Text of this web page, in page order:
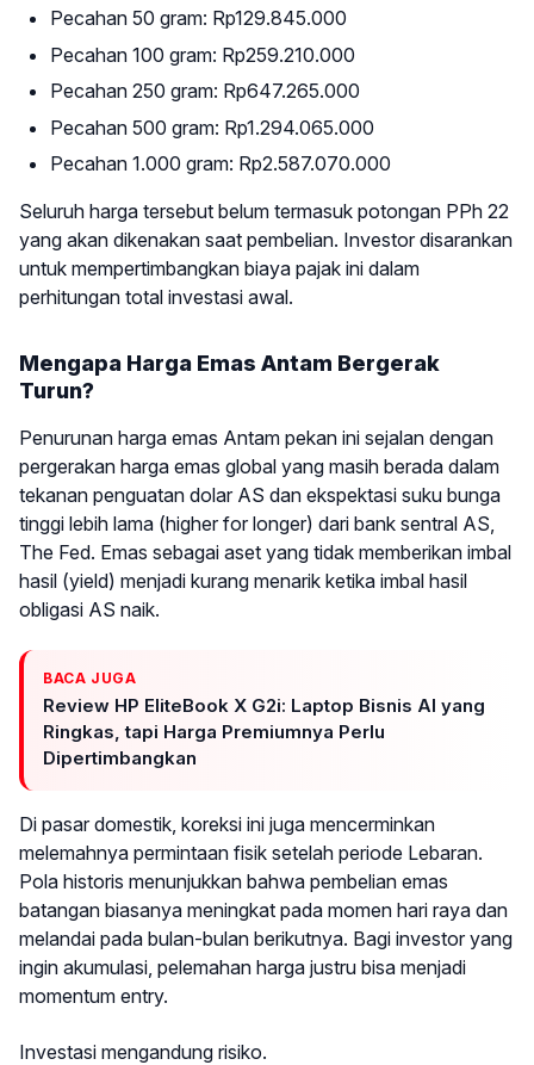
Pecahan 50 gram: Rp129.845.000
Pecahan 100 gram: Rp259.210.000
Pecahan 250 gram: Rp647.265.000
Pecahan 500 gram: Rp1.294.065.000
Pecahan 1.000 gram: Rp2.587.070.000
Seluruh harga tersebut belum termasuk potongan PPh 22
yang akan dikenakan saat pembelian. Investor disarankan
untuk mempertimbangkan biaya pajak ini dalam
perhitungan total investasi awal.
Mengapa Harga Emas Antam Bergerak
Turun?
Penurunan harga emas Antam pekan ini sejalan dengan
pergerakan harga emas global yang masih berada dalam
tekanan penguatan dolar AS dan ekspektasi suku bunga
tinggi lebih lama (higher for longer) dari bank sentral AS,
The Fed. Emas sebagai aset yang tidak memberikan imbal
hasil (yield) menjadi kurang menarik ketika imbal hasil
obligasi AS naik.
BACA JUGA
Review HP EliteBook X G2i: Laptop Bisnis AI yang
Ringkas, tapi Harga Premiumnya Perlu
Dipertimbangkan
Di pasar domestik, koreksi ini juga mencerminkan
melemahnya permintaan fisik setelah periode Lebaran.
Pola historis menunjukkan bahwa pembelian emas
batangan biasanya meningkat pada momen hari raya dan
melandai pada bulan-bulan berikutnya. Bagi investor yang
ingin akumulasi, pelemahan harga justru bisa menjadi
momentum entry.
Investasi mengandung risiko.